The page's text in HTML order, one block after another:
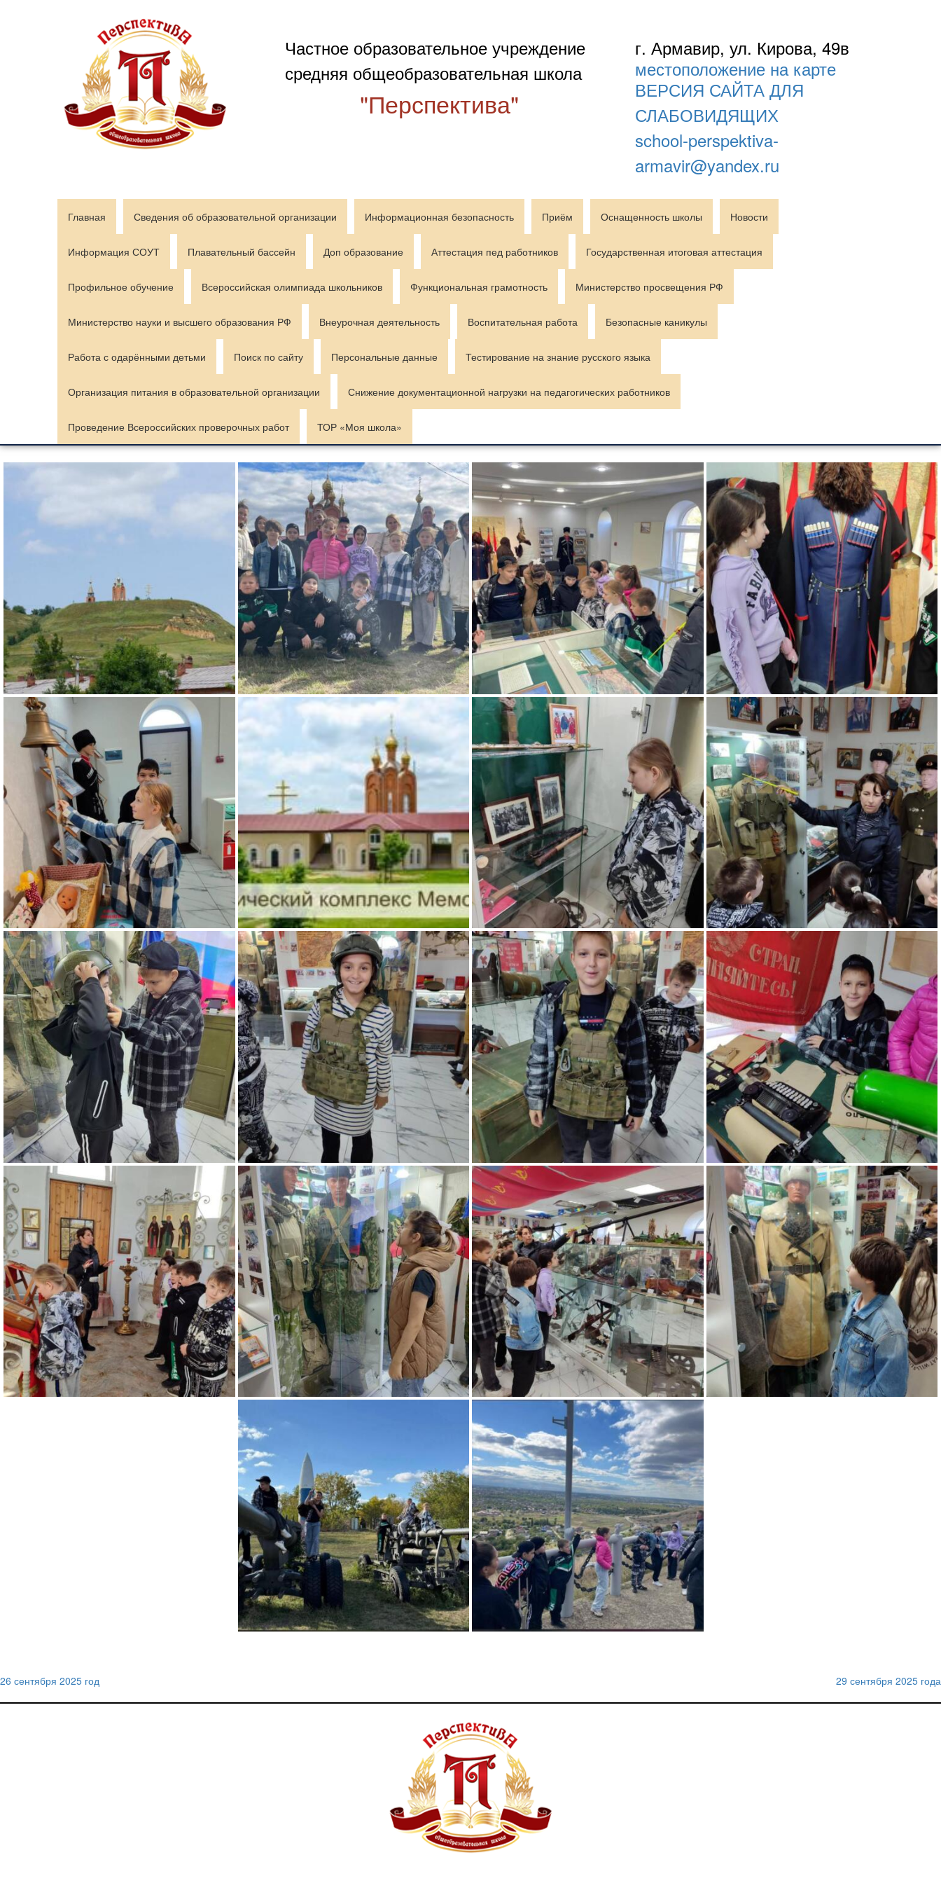
Частное образовательное учреждение
средняя общеобразовательная школа
"Перспектива"
г. Армавир, ул. Кирова, 49в
местоположение на карте
ВЕРСИЯ САЙТА ДЛЯ
СЛАБОВИДЯЩИХ
school-perspektiva-
armavir@yandex.ru
Главная Сведения об образовательной организации Информационная безопасность Приём Оснащенность школы Новости
Информация СОУТ Плавательный бассейн Доп образование Аттестация пед работников Государственная итоговая аттестация
Профильное обучение Всероссийская олимпиада школьников Функциональная грамотность Министерство просвещения РФ
Министерство науки и высшего образования РФ Внеурочная деятельность Воспитательная работа Безопасные каникулы
Работа с одарёнными детьми Поиск по сайту Персональные данные Тестирование на знание русского языка
Организация питания в образовательной организации Снижение документационной нагрузки на педагогических работников
Проведение Всероссийских проверочных работ ТОР «Моя школа»
26 сентября 2025 год 29 сентября 2025 года